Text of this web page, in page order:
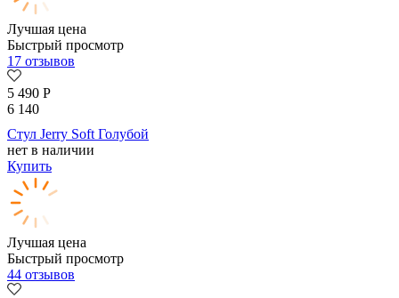
Лучшая цена
Быстрый просмотр
17 отзывов
5 490 Р
6 140
Стул Jerry Soft Голубой
нет в наличии
Купить
Лучшая цена
Быстрый просмотр
44 отзывов